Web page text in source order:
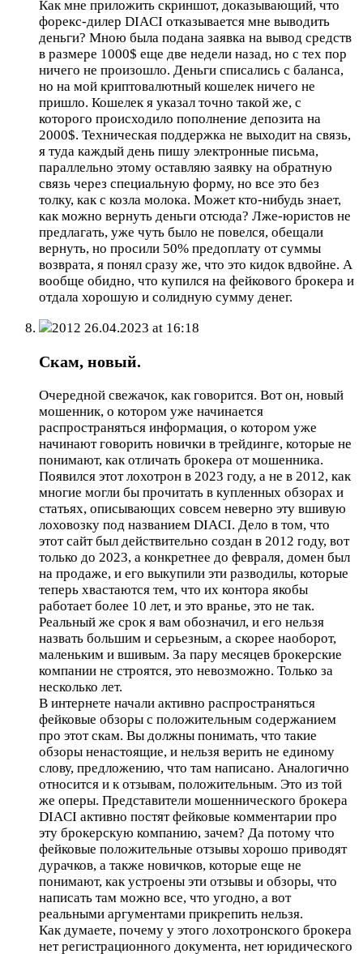
Как мне приложить скриншот, доказывающий, что
форекс-дилер DIACI отказывается мне выводить
деньги? Мною была подана заявка на вывод средств
в размере 1000$ еще две недели назад, но с тех пор
ничего не произошло. Деньги списались с баланса,
но на мой криптовалютный кошелек ничего не
пришло. Кошелек я указал точно такой же, с
которого происходило пополнение депозита на
2000$. Техническая поддержка не выходит на связь,
я туда каждый день пишу электронные письма,
параллельно этому оставляю заявку на обратную
связь через специальную форму, но все это без
толку, как с козла молока. Может кто-нибудь знает,
как можно вернуть деньги отсюда? Лже-юристов не
предлагать, уже чуть было не повелся, обещали
вернуть, но просили 50% предоплату от суммы
возврата, я понял сразу же, что это кидок вдвойне. А
вообще обидно, что купился на фейкового брокера и
отдала хорошую и солидную сумму денег.
2012 26.04.2023 at 16:18
Скам, новый.
Очередной свежачок, как говорится. Вот он, новый
мошенник, о котором уже начинается
распространяться информация, о котором уже
начинают говорить новички в трейдинге, которые не
понимают, как отличать брокера от мошенника.
Появился этот лохотрон в 2023 году, а не в 2012, как
многие могли бы прочитать в купленных обзорах и
статьях, описывающих совсем неверно эту вшивую
лоховозку под названием DIACI. Дело в том, что
этот сайт был действительно создан в 2012 году, вот
только до 2023, а конкретнее до февраля, домен был
на продаже, и его выкупили эти разводилы, которые
теперь хвастаются тем, что их контора якобы
работает более 10 лет, и это вранье, это не так.
Реальный же срок я вам обозначил, и его нельзя
назвать большим и серьезным, а скорее наоборот,
маленьким и вшивым. За пару месяцев брокерские
компании не строятся, это невозможно. Только за
несколько лет.
В интернете начали активно распространяться
фейковые обзоры с положительным содержанием
про этот скам. Вы должны понимать, что такие
обзоры ненастоящие, и нельзя верить не единому
слову, предложению, что там написано. Аналогично
относится и к отзывам, положительным. Это из той
же оперы. Представители мошеннического брокера
DIACI активно постят фейковые комментарии про
эту брокерскую компанию, зачем? Да потому что
фейковые положительные отзывы хорошо приводят
дурачков, а также новичков, которые еще не
понимают, как устроены эти отзывы и обзоры, что
написать там можно все, что угодно, а вот
реальными аргументами прикрепить нельзя.
Как думаете, почему у этого лохотронского брокера
нет регистрационного документа, нет юридического